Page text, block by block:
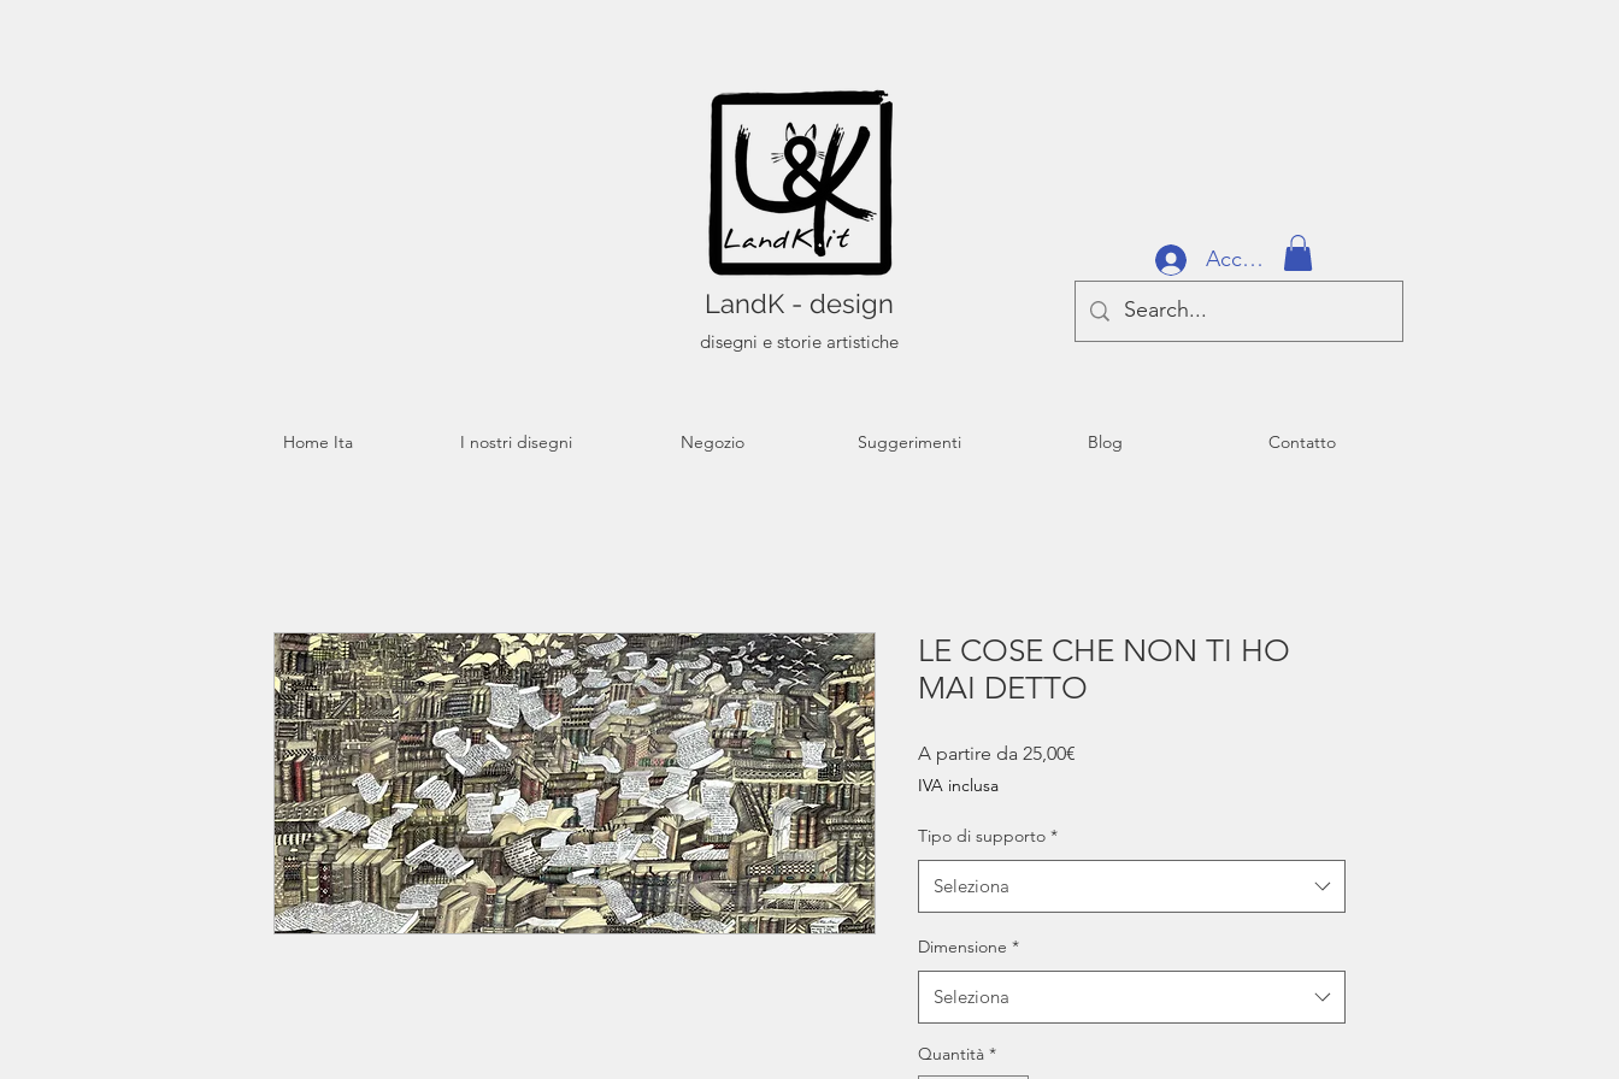
LandK - design
disegni e storie artistiche
Accedi
Home Ita I nostri disegni Negozio Suggerimenti Blog Contatto
LE COSE CHE NON TI HO
MAI DETTO
A partire da 25,00€
IVA inclusa
Tipo di supporto *
Seleziona
Dimensione *
Seleziona
Quantità *